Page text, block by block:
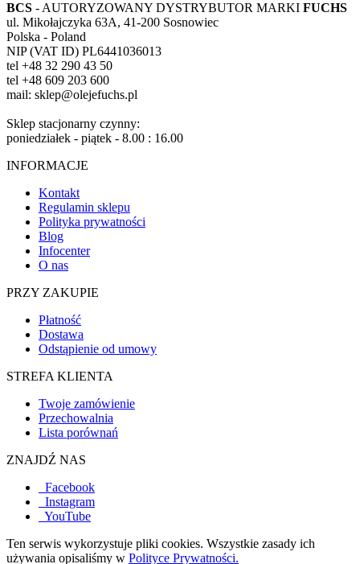
BCS - AUTORYZOWANY DYSTRYBUTOR MARKI FUCHS
ul. Mikołajczyka 63A, 41-200 Sosnowiec
Polska - Poland
NIP (VAT ID) PL6441036013
tel +48 32 290 43 50
tel +48 609 203 600
mail: sklep@olejefuchs.pl
Sklep stacjonarny czynny:
poniedziałek - piątek - 8.00 : 16.00
INFORMACJE
Kontakt
Regulamin sklepu
Polityka prywatności
Blog
Infocenter
O nas
PRZY ZAKUPIE
Płatność
Dostawa
Odstąpienie od umowy
STREFA KLIENTA
Twoje zamówienie
Przechowalnia
Lista porównań
ZNAJDŹ NAS
Facebook
Instagram
YouTube
Ten serwis wykorzystuje pliki cookies. Wszystkie zasady ich
używania opisaliśmy w Polityce Prywatności.